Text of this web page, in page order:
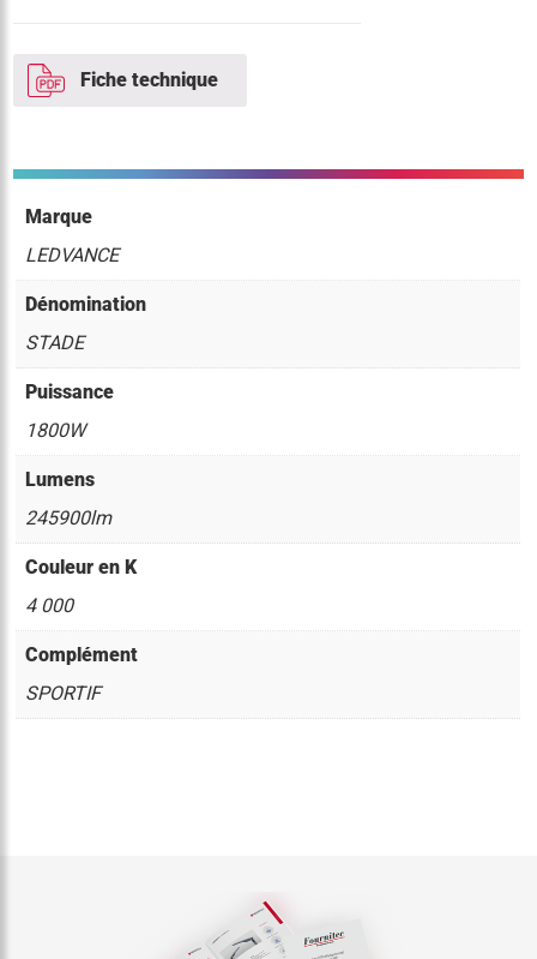
Fiche technique
Marque
LEDVANCE
Dénomination
STADE
Puissance
1800W
Lumens
245900lm
Couleur en K
4 000
Complément
SPORTIF